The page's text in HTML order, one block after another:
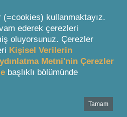
ve kaptana bildirilir, bu kişilerin
bir uluslararası denizcilik
Türk bayraklı ise donatan
kişilerin adresleri bilinmiyorsa
yapılan ve tirajı yüz binin
ilan edilir. Ayrıca gemi veya
eşya hacizli ise durum haciz
dairesine de bildirilir. Teknik
nedeni ile ilgililer tarafından
bu süreler, liman başkanı
kullanmaktayız.
ederek çerezleri
oluyorsunuz. Çerezler
Kişisel Verilerin
Metni'nin Çerezler
başlıklı bölümünde
Tamam